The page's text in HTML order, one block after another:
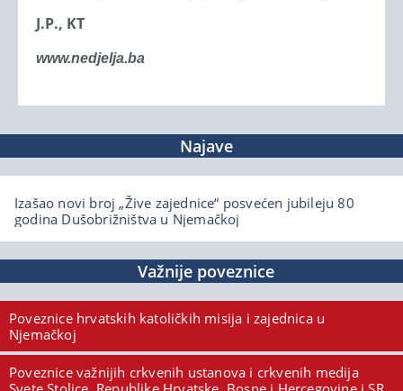
J.P., KT
www.nedjelja.ba
Najave
Izašao novi broj „Žive zajednice“ posvećen jubileju 80
godina Dušobrižništva u Njemačkoj
Važnije poveznice
Poveznice hrvatskih katoličkih misija i zajednica u
Njemačkoj
Poveznice važnijih crkvenih ustanova i crkvenih medija